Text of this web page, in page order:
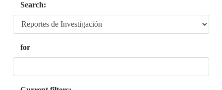
Search:
for